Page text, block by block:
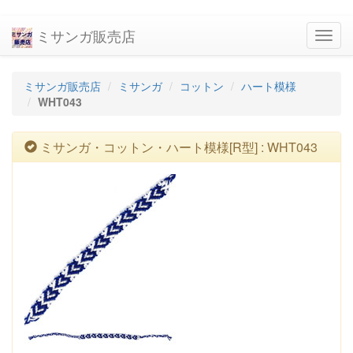
ミサンガ販売店
ミサンガ販売店 ミサンガ コットン
ハート模様
WHT043
ミサンガ・コットン・ハート模様[R型] : WHT043